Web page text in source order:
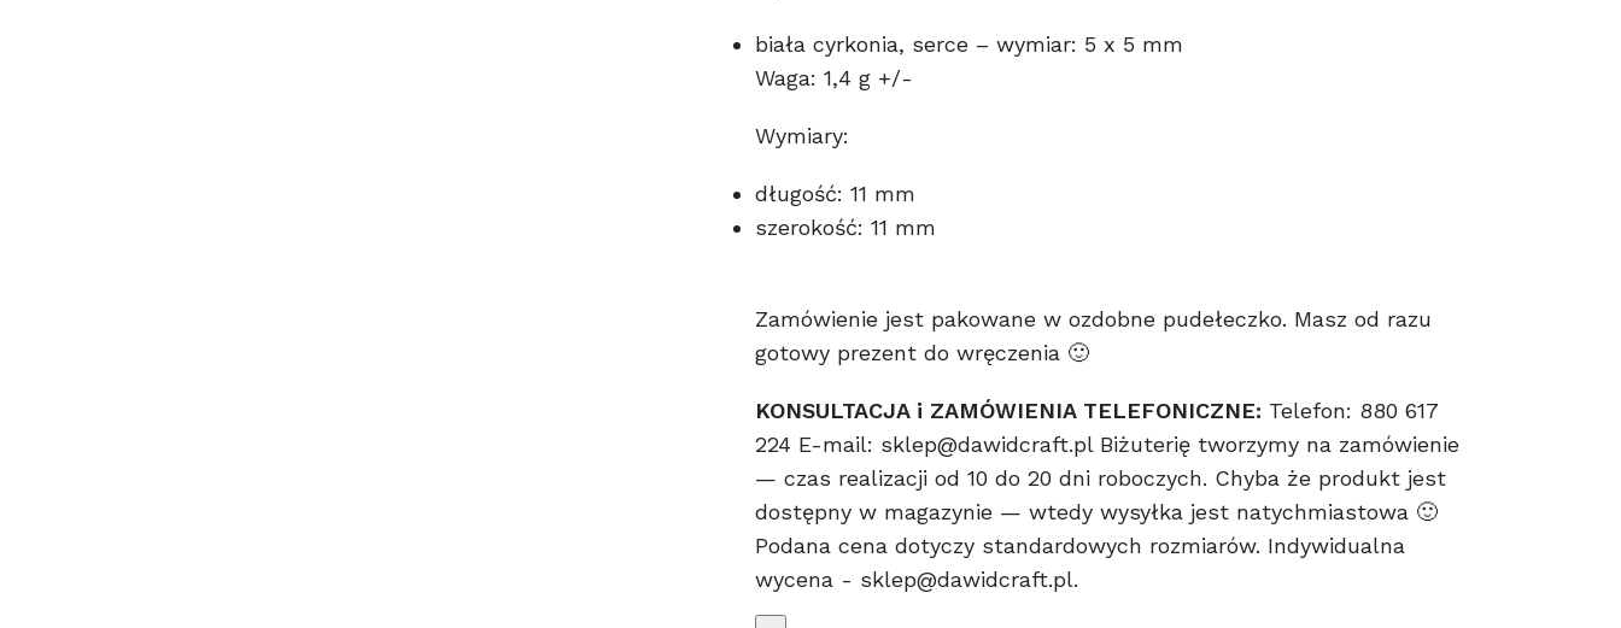
biała cyrkonia, serce – wymiar: 5 x 5 mm
Waga: 1,4 g +/-
Wymiary:
długość: 11 mm
szerokość: 11 mm
Zamówienie jest pakowane w ozdobne pudełeczko. Masz od razu
gotowy prezent do wręczenia 🙂
KONSULTACJA i ZAMÓWIENIA TELEFONICZNE: Telefon: 880 617
224 E-mail: sklep@dawidcraft.pl Biżuterię tworzymy na zamówienie
— czas realizacji od 10 do 20 dni roboczych. Chyba że produkt jest
dostępny w magazynie — wtedy wysyłka jest natychmiastowa 🙂
Podana cena dotyczy standardowych rozmiarów. Indywidualna
wycena - sklep@dawidcraft.pl.